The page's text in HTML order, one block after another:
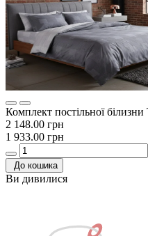
Комплект постільної
2 148.00 грн
1 933.00 грн
До кошика
Ви дивилися